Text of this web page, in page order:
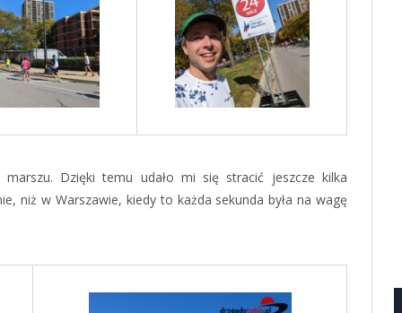
Dzięki temu udało mi się stracić jeszcze kilka
niż w Warszawie, kiedy to każda sekunda była na wagę